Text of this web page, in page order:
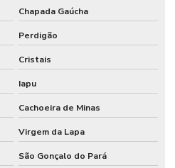
Chapada Gaúcha
Perdigão
Cristais
Iapu
Cachoeira de Minas
Virgem da Lapa
São Gonçalo do Pará